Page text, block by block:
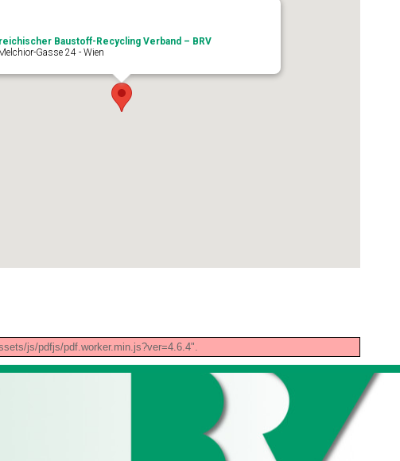
Baustoff-Recycling Verband – BRV
Gasse 24 - Wien
js/pdfjs/pdf.worker.min.js?ver=4.6.4".